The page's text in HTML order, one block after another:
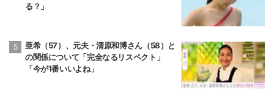
る？」
亜希（57）、元夫・清原和博さん（58）と
の関係について「完全なるリスペクト」
「今が1番いいよね」